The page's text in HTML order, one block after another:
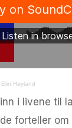
Høyland
i livene til
forteller